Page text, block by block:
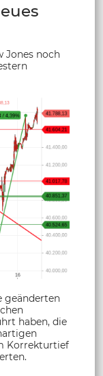
Jones noch
geänderten
haben, die
Korrekturtief